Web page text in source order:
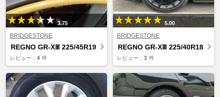
3.75
BRIDGESTONE
REGNO GR-XⅢ 225/45R19
レビュー： 4 件
5.00
BRIDGESTONE
REGNO GR-XⅢ 225/40R18
レビュー： 3 件